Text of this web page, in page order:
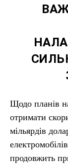
Щодо планів
отримати
мільярдів
продовжить